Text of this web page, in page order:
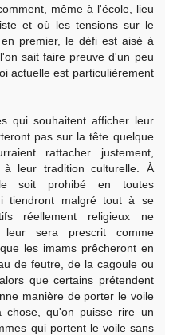
même à l'école, lieu
et où les tensions sur le
premier, le défi est aisé à
sait faire preuve d'un peu
actuelle est particulièrement
qui souhaitent afficher leur
pas sur la tête quelque
rattacher justement,
à leur tradition culturelle. À
soit prohibé en toutes
tiendront malgré tout à se
réellement religieux ne
sera prescrit comme
les imams prêcheront en
de feutre, de la cagoule ou
que certains prétendent
manière de porter le voile
chose, qu'on puisse rire un
qui portent le voile sans